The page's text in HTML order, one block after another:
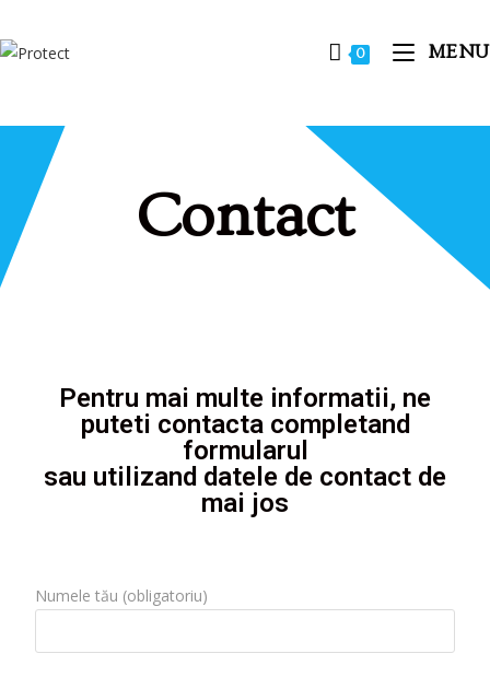
0 MENU
Contact
Pentru mai multe informatii, ne
puteti contacta completand
formularul
sau utilizand datele de contact de
mai jos
Numele tău (obligatoriu)